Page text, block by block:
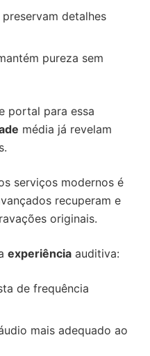
detalhes
pureza sem
portal para essa
média já revelam
serviços modernos é
recuperam e
originais.
experiência auditiva:
de frequência
mais adequado ao